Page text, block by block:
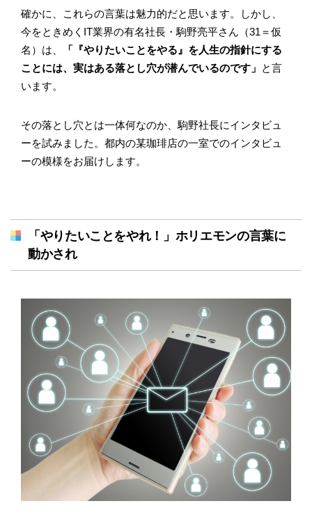
確かに、これらの言葉は魅力的だと思います。しかし、
今をときめくIT業界の有名社長・駒野亮平さん（31＝仮
名）は、
「『やりたいことをやる』を人生の指針にする
ことには、実はある落とし穴が潜んでいるのです」 と言
います。
その落とし穴とは一体何なのか、駒野社長にインタビュ
ーを試みました。都内の某珈琲店の一室でのインタビュ
ーの模様をお届けします。
「やりたいことをやれ！」ホリエモンの言葉に
動かされ